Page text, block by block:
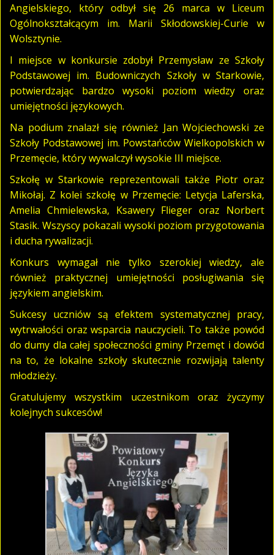
Angielskiego, który odbył się 26 marca w Liceum
Ogólnokształcącym im. Marii Skłodowskiej-Curie w
Wolsztynie.
I miejsce w konkursie zdobył Przemysław ze Szkoły
Podstawowej im. Budowniczych Szkoły w Starkowie,
potwierdzając bardzo wysoki poziom wiedzy oraz
umiejętności językowych.
Na podium znalazł się również Jan Wojciechowski ze
Szkoły Podstawowej im. Powstańców Wielkopolskich w
Przemęcie, który wywalczył wysokie III miejsce.
Szkołę w Starkowie reprezentowali także Piotr oraz
Mikołaj. Z kolei szkołę w Przemęcie: Letycja Laferska,
Amelia Chmielewska, Ksawery Flieger oraz Norbert
Stasik. Wszyscy pokazali wysoki poziom przygotowania
i ducha rywalizacji.
Konkurs wymagał nie tylko szerokiej wiedzy, ale
również praktycznej umiejętności posługiwania się
językiem angielskim.
Sukcesy uczniów są efektem systematycznej pracy,
wytrwałości oraz wsparcia nauczycieli. To także powód
do dumy dla całej społeczności gminy Przemęt i dowód
na to, że lokalne szkoły skutecznie rozwijają talenty
młodzieży.
Gratulujemy wszystkim uczestnikom oraz życzymy
kolejnych sukcesów!